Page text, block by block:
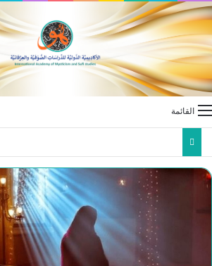
القائمة